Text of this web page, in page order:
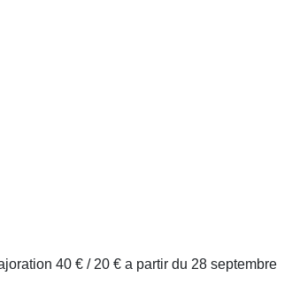
40 € / 20 € a partir du 28 septembre